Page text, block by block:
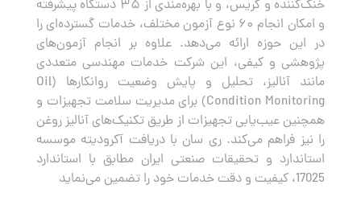
خنک‌کننده و گریس، و با بهره‌مندی از ۳۵ دستگاه پیشرفته
و امکان انجام ۶۰ نوع آزمون مختلف، خدمات گسترده‌ای را
در این حوزه ارائه می‌دهد. علاوه بر انجام آزمون‌های
پژوهشی و کیفی، این شرکت خدمات مهندسی متعددی
مانند آنالیز، تحلیل و پایش وضعیت روانکارها (Oil
Condition Monitoring) برای مدیریت سلامت تجهیزات و
همچنین عیب‌یابی تجهیزات از طریق تکنیک‌های آنالیز روغن
را نیز فراهم می‌کند. ری سان با دریافت آکرودیته موسسه
استاندارد و تحقیقات صنعتی ایران مطابق با استاندارد
17025، کیفیت و دقت خدمات خود را تضمین می‌نماید